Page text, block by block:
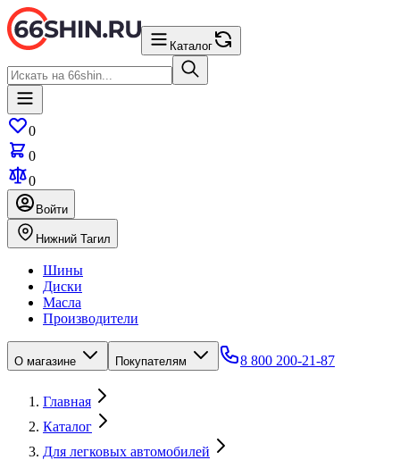
Каталог
0
0
0
Войти
Нижний Тагил
Шины
Диски
Масла
Производители
О магазине Покупателям 8 800 200-21-87
Главная
Каталог
Для легковых автомобилей